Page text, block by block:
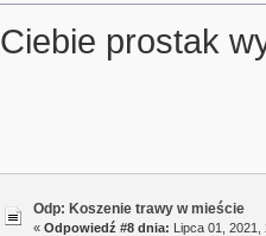
Ciebie prostak
Odp: Koszenie trawy w mieście
« Odpowiedź #8 dnia: Lipca 01, 2021,